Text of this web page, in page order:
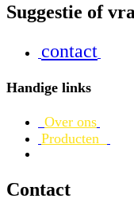
Suggestie of
contact
Handige links
Over ons
Producten
Contact